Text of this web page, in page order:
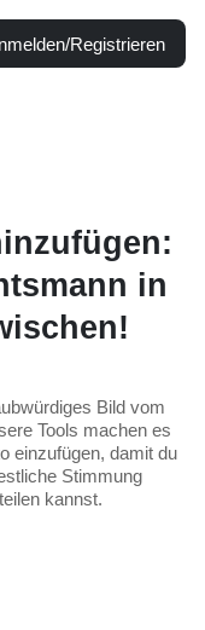
Registrieren
in
Bild vom
Tools machen es
einzufügen, damit du
Stimmung
kannst.